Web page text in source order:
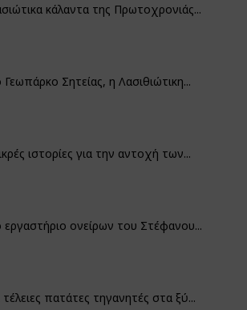
κάλαντα της Πρωτοχρονιάς...
Γεωπάρκο Σητείας, η Λασιθιώτικη...
ιστορίες για την αντοχή των...
εργαστήριο ονείρων του Στέφανου...
τέλειες πατάτες τηγανητές στα ξύ...